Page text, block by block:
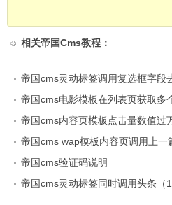
相关帝国Cms教程 ：
帝国cms灵动标签调用复选框字段
帝国cms电影模板在列表页获取多
帝国cms内容页模板点击量数值过
位帝国cms wap模板内容页调用上一
帝国cms验证码说明
帝国cms灵动标签同时调用头条（